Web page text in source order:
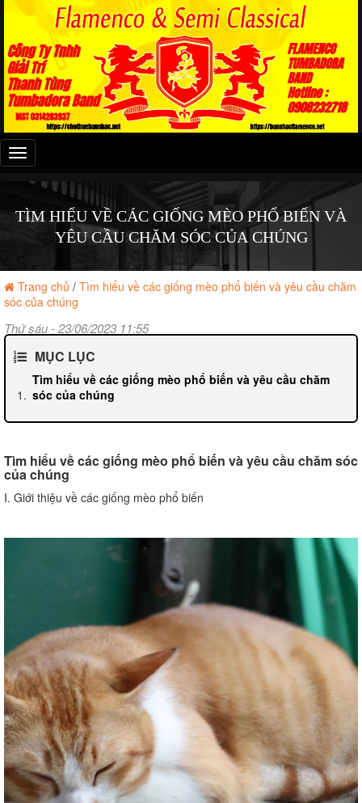
Đây
là
menu
TÌM HIỂU VỀ CÁC GIỐNG MÈO PHỔ BIẾN VÀ
YÊU CẦU CHĂM SÓC CỦA CHÚNG
Trang chủ / Tìm hiểu về các giống mèo phổ biến và yêu cầu chăm
sóc của chúng
Thứ sáu - 23/06/2023 11:55
MỤC LỤC
Tìm hiểu về các giống mèo phổ biến và yêu cầu chăm
sóc của chúng
Tìm hiểu về các giống mèo phổ biến và yêu cầu chăm sóc
của chúng
I. Giới thiệu về các giống mèo phổ biến